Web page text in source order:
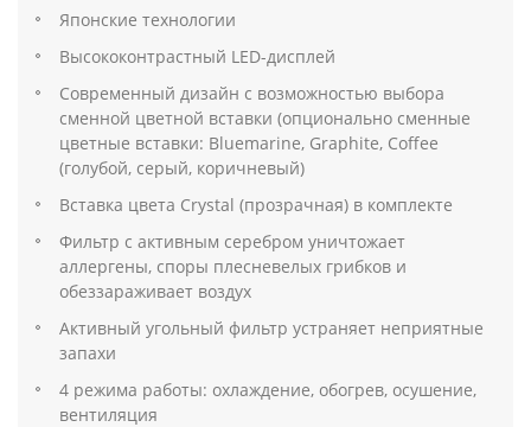
Японские технологии
Высококонтрастный LED-дисплей
Современный дизайн с возможностью выбора
сменной цветной вставки (опционально сменные
цветные вставки: Bluemarine, Graphite, Coffee
(голубой, серый, коричневый)
Вставка цвета Crystal (прозрачная) в комплекте
Фильтр с активным серебром уничтожает
аллергены, споры плесневелых грибков и
обеззараживает воздух
Активный угольный фильтр устраняет неприятные
запахи
4 режима работы: охлаждение, обогрев, осушение,
вентиляция